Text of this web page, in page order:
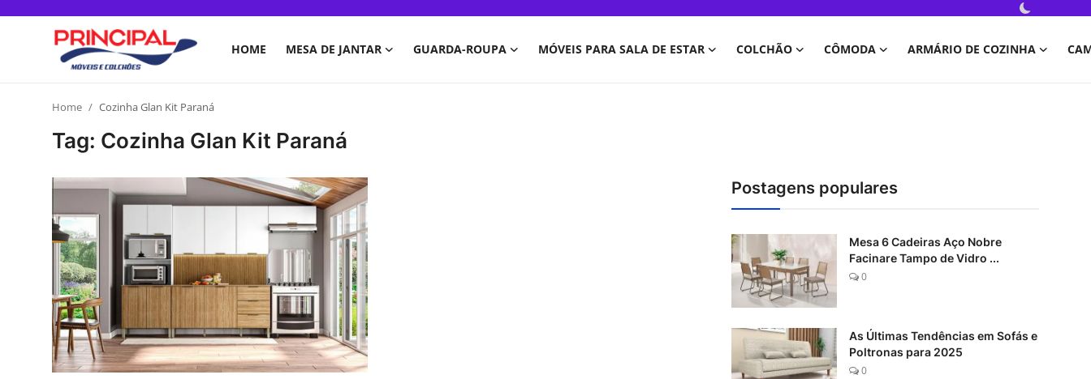
HOME MESA DE JANTAR GUARDA-ROUPA MÓVEIS PARA SALA DE ESTAR COLCHÃO CÔMODA ARMÁRIO DE COZINHA
Mesa de jantar
Guarda-roupa
Móveis para Sala de Estar
Colchão
Cômoda
Armário de cozinha
Camas
Home Cozinha Glan Kit Paraná
Tag: Cozinha Glan Kit Paraná
Postagens populares
Mesa 6 Cadeiras Aço Nobre
Facinare Tampo de Vidro ...
0
As Últimas Tendências em Sofás e
Poltronas para 2025
0